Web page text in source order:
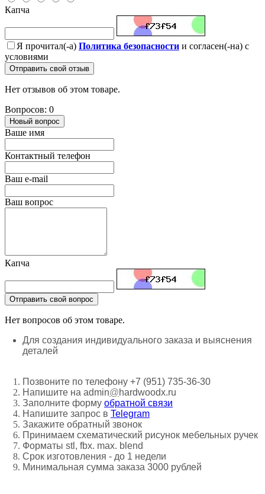
Капча
Я прочитал(-а) Политика безопасности и согласен(-на) с
условиями
Отправить свой отзыв
Нет отзывов об этом товаре.
Вопросов: 0
Новый вопрос
Ваше имя
Контактный телефон
Ваш e-mail
Ваш вопрос
Капча
Отправить свой вопрос
Нет вопросов об этом товаре.
Для создания индивидуального заказа и выяснения
деталей
Позвоните по телефону +7 (951) 735-36-30
Напишите на admin@hardwoodx.ru
Заполните форму обратной связи
Напишите запрос в Telegram
Закажите обратный звонок
Принимаем схематический рисунок мебельных ручек
Форматы stl, fbx. max. blend
Срок изготовления - до 1 недели
Минимальная сумма заказа 3000 рублей